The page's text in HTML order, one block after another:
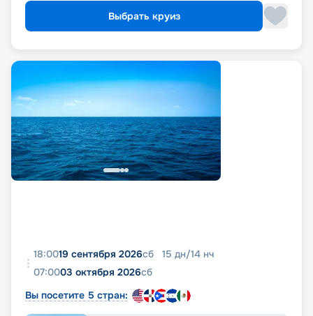
Выбрать круиз
18:0019 сентября 2026сб 15 дн/14 нч
07:0003 октября 2026сб
Вы посетите 5 стран: